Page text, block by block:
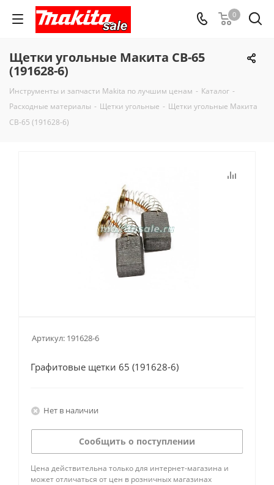
0
Щетки угольные Макита CB-65
(191628-6)
Инструменты и запчасти Makita по лучшим ценам - Каталог -
Расходные материалы - Щетки угольные - Щетки угольные Макита
CB-65 (191628-6)
Артикул: 191628-6
Графитовые щетки 65 (191628-6)
Нет в наличии
Сообщить о поступлении
Цена действительна только для интернет-магазина и
может отличаться от цен в розничных магазинах